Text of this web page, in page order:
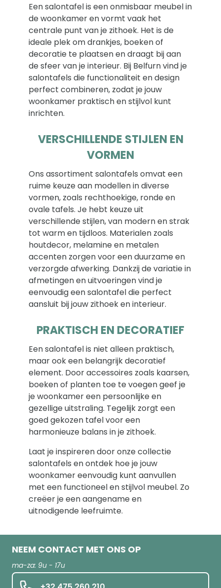
Een salontafel is een onmisbaar meubel in
de woonkamer en vormt vaak het
centrale punt van je zithoek. Het is de
ideale plek om drankjes, boeken of
decoratie te plaatsen en draagt bij aan
de sfeer van je interieur. Bij Belfurn vind je
salontafels die functionaliteit en design
perfect combineren, zodat je jouw
woonkamer praktisch en stijlvol kunt
inrichten.
VERSCHILLENDE STIJLEN EN
VORMEN
Ons assortiment salontafels omvat een
ruime keuze aan modellen in diverse
vormen, zoals rechthoekige, ronde en
ovale tafels. Je hebt keuze uit
verschillende stijlen, van modern en strak
tot warm en tijdloos. Materialen zoals
houtdecor, melamine en metalen
accenten zorgen voor een duurzame en
verzorgde afwerking. Dankzij de variatie in
afmetingen en uitvoeringen vind je
eenvoudig een salontafel die perfect
aansluit bij jouw zithoek en interieur.
PRAKTISCH EN DECORATIEF
Een salontafel is niet alleen praktisch,
maar ook een belangrijk decoratief
element. Door accessoires zoals kaarsen,
boeken of planten toe te voegen geef je
je woonkamer een persoonlijke en
gezellige uitstraling. Tegelijk zorgt een
goed gekozen tafel voor een
harmonieuze balans in je zithoek.
Laat je inspireren door onze collectie
salontafels en ontdek hoe je jouw
woonkamer eenvoudig kunt aanvullen
met een functioneel en stijlvol meubel. Zo
creëer je een aangename en
uitnodigende leefruimte.
NEEM CONTACT MET ONS OP
ma-za: 9u - 17u